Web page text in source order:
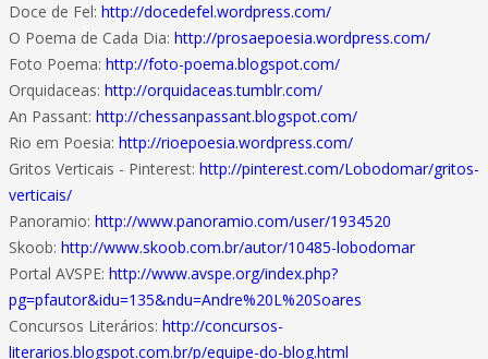
Doce de Fel: http://docedefel.wordpress.com/
O Poema de Cada Dia: http://prosaepoesia.wordpress.com/
Foto Poema: http://foto-poema.blogspot.com/
Orquidaceas: http://orquidaceas.tumblr.com/
An Passant: http://chessanpassant.blogspot.com/
Rio em Poesia: http://rioepoesia.wordpress.com/
Gritos Verticais - Pinterest: http://pinterest.com/Lobodomar/gritos-
verticais/
Panoramio: http://www.panoramio.com/user/1934520
Skoob: http://www.skoob.com.br/autor/10485-lobodomar
Portal AVSPE: http://www.avspe.org/index.php?
pg=pfautor&idu=135&ndu=Andre%20L%20Soares
Concursos Literários: http://concursos-
literarios.blogspot.com.br/p/equipe-do-blog.html